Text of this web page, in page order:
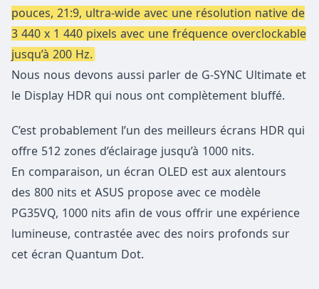
pouces, 21:9, ultra-wide avec une résolution native de
3 440 x 1 440 pixels avec une fréquence overclockable
jusqu’à 200 Hz.
Nous nous devons aussi parler de G-SYNC Ultimate et
le Display HDR qui nous ont complètement bluffé.
C’est probablement l’un des meilleurs écrans HDR qui
offre 512 zones d’éclairage jusqu’à 1000 nits.
En comparaison, un écran OLED est aux alentours
des 800 nits et ASUS propose avec ce modèle
PG35VQ, 1000 nits afin de vous offrir une expérience
lumineuse, contrastée avec des noirs profonds sur
cet écran Quantum Dot.